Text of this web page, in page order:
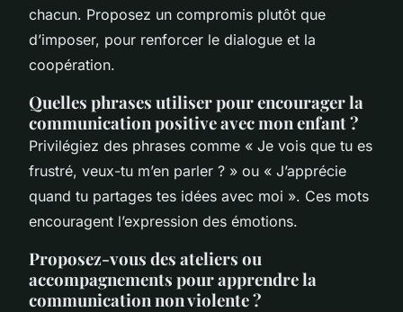
chacun. Proposez un compromis plutôt que
d’imposer, pour renforcer le dialogue et la
coopération.
Quelles phrases utiliser pour encourager la
communication positive avec mon enfant ?
Privilégiez des phrases comme « Je vois que tu es
frustré, veux-tu m’en parler ? » ou « J’apprécie
quand tu partages tes idées avec moi ». Ces mots
encouragent l’expression des émotions.
Proposez-vous des ateliers ou
accompagnements pour apprendre la
communication non violente ?